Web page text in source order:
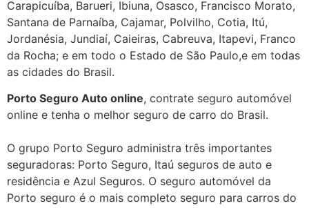
Carapicuíba, Barueri, Ibiuna, Osasco, Francisco Morato,
Santana de Parnaíba, Cajamar, Polvilho, Cotia, Itú,
Jordanésia, Jundiaí, Caieiras, Cabreuva, Itapevi, Franco
da Rocha; e em todo o Estado de São Paulo,e em todas
as cidades do Brasil.
Porto Seguro Auto online, contrate seguro automóvel
online e tenha o melhor seguro de carro do Brasil.
O grupo Porto Seguro administra três importantes
seguradoras: Porto Seguro, Itaú seguros de auto e
residência e Azul Seguros. O seguro automóvel da
Porto seguro é o mais completo seguro para carros do